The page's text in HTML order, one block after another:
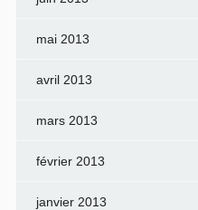
mai 2013
avril 2013
mars 2013
février 2013
janvier 2013